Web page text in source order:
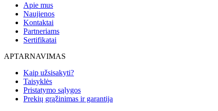
Apie mus
Naujienos
Kontaktai
Partneriams
Sertifikatai
APTARNAVIMAS
Kaip užsisakyti?
Taisyklės
Pristatymo sąlygos
Prekių grąžinimas ir garantija